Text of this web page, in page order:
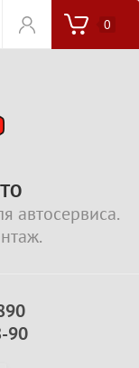
0
автосервиса.
90